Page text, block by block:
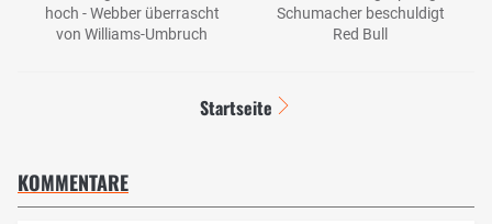
hoch - Webber überrascht
von Williams-Umbruch
Schumacher beschuldigt
Red Bull
Startseite
KOMMENTARE